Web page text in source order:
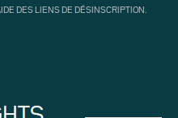
DES LIENS DE DÉSINSCRIPTION.